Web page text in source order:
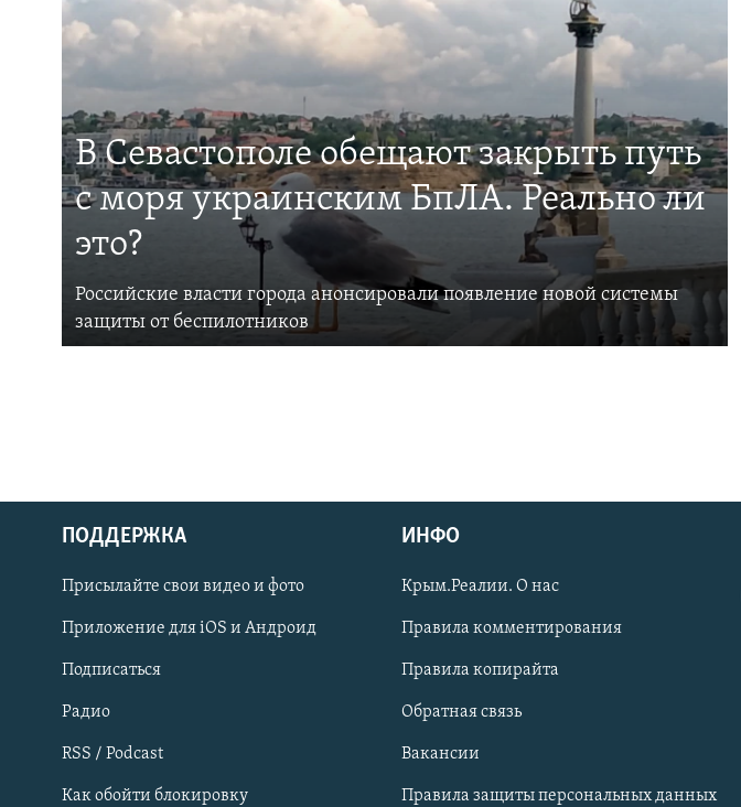
Українською
Qırımtatar
ПРИСОЕДИНЯЙТЕСЬ!
В Севастополе обещают закрыть путь
с моря украинским БпЛА. Реально ли
это?
Российские власти города анонсировали появление новой системы
защиты от беспилотников
ПОДДЕРЖКА
Присылайте свои видео и фото
Приложение для iOS и Андроид
Подписаться
Радио
RSS / Podcast
Как обойти блокировку
ИНФО
Крым.Реалии. О нас
Правила комментирования
Правила копирайта
Обратная связь
Вакансии
Правила защиты персональных данных